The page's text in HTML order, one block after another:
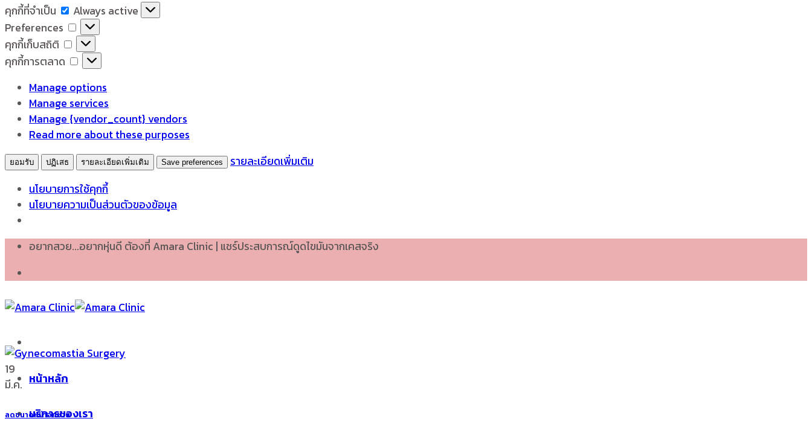
คุกกี้ที่จำเป็น
คุกกี้
ที่
จำเป็น
Always active
Preferences
Preferences
คุกกี้เก็บสถิติ
คุกกี้
เก็บ
สถิติ
คุกกี้การตลาด
คุกกี้
ตลาด
Manage options
Manage services
Manage {vendor_count} vendors
Read more about these purposes
ยอมรับ ปฏิเสธ รายละเอียดเพิ่มเติม Save preferences
รายละเอียดเพิ่มเติม
นโยบายการใช้คุกกี้
นโยบายความเป็นส่วนตัวของข้อมูล
Skip
content
อยากสวย...อยากหุ่นดี ต้องที่ Amara Clinic | แชร์ประสบการณ์ดูดไขมันจากเคสจริง
หน้าหลัก
บริการของเรา
19
มี.ค.
ลดขนาดหน้าอกชาย